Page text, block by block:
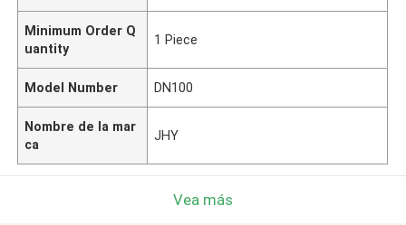
Minimum Order Q
uantity
1 Piece
Model Number DN100
Nombre de la mar
ca
JHY
Vea más